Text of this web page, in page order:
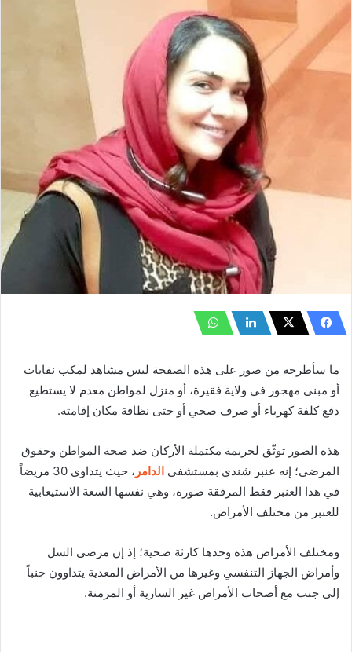
ما سأطرحه من صور على هذه الصفحة ليس مشاهد لمكب نفايات
أو مبنى مهجور في ولاية فقيرة، أو منزل لمواطن معدم لا يستطيع
دفع كلفة كهرباء أو صرف صحي أو حتى نظافة مكان إقامته.
هذه الصور توثّق لجريمة مكتملة الأركان ضد صحة المواطن وحقوق
المرضى؛ إنه عنبر شندي بمستشفى الدامر
، حيث يتداوى 30 مريضاً
في هذا العنبر فقط المرفقة صوره، وهي نفسها السعة الاستيعابية
للعنبر من مختلف الأمراض.
ومختلف الأمراض هذه وحدها كارثة صحية؛ إذ إن مرضى السل
وأمراض الجهاز التنفسي وغيرها من الأمراض المعدية يتداوون جنباً
إلى جنب مع أصحاب الأمراض غير السارية أو المزمنة.